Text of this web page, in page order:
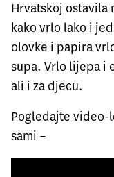
Hrvatskoj ostavila
kako vrlo lako i
olovke i papira
supa. Vrlo lijepa i
ali i za djecu.
Pogledajte
sami –